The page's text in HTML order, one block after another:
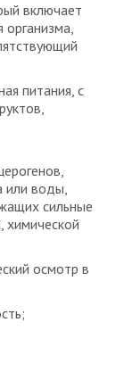
включает
питания, с
или воды,
сильные
химической
осмотр в